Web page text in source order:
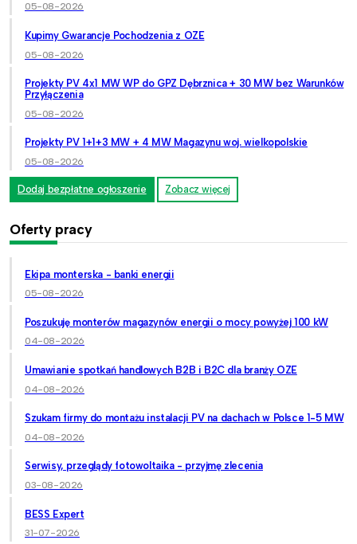
05-08-2026
Kupimy Gwarancje Pochodzenia z OZE
05-08-2026
Projekty PV 4x1 MW WP do GPZ Dębrznica + 30 MW bez Warunków
Przyłączenia
05-08-2026
Projekty PV 1+1+3 MW + 4 MW Magazynu woj. wielkopolskie
05-08-2026
Dodaj bezpłatne ogłoszenie Zobacz więcej
Oferty pracy
Ekipa monterska - banki energii
05-08-2026
Poszukuję monterów magazynów energii o mocy powyżej 100 kW
04-08-2026
Umawianie spotkań handlowych B2B i B2C dla branży OZE
04-08-2026
Szukam firmy do montażu instalacji PV na dachach w Polsce 1-5 MW
04-08-2026
Serwisy, przeglądy fotowoltaika - przyjmę zlecenia
03-08-2026
BESS Expert
31-07-2026